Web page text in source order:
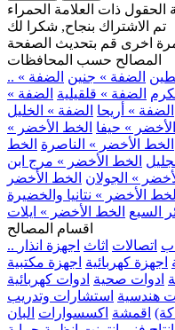
الحقول ذات العلامة الحمراء
تم الاشتراك بنجاح, شكرا لك
اخرى قم بتحديث الصفحة
المصالح حسب المحافظات
الضفة » جنين الضفة »
الضفة » قلقيلية الضفة »
الضفة » أريحا الضفة » الخليل
» حيفا الخط الأخضر »
الخط الأخضر » الناصرة الخط
الخط الأخضر » مرج ابن
» الجولان الخط الأخضر
الخط الأخضر » نتانيا والخضيرة
السبع الخط الأخضر » ايلات
اقسام المصالح
اتصالات اثاث اجهزة انذار
اجهزة كهربائية اجهزة مكتبية
ادوات صحية ادوات كهربائية
هندسية استشارات وتدريب
اقمشة اكسسوارات البان